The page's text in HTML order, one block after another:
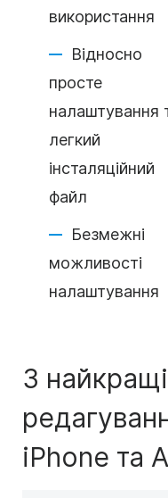
використання
Відносно
просте
налаштування
легкий
інсталяційний
файл
Безмежні
можливості
налаштування
3
iPhone та